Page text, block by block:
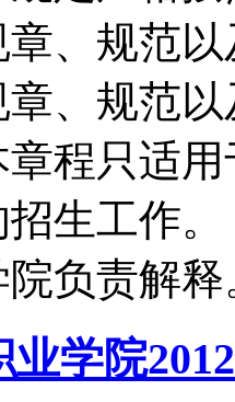
、规范
章、规范
程只适
招生工作
负责解释
学院